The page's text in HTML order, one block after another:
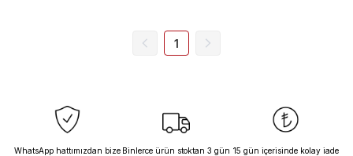
1
WhatsApp hattımızdan bize Binlerce ürün stoktan 3 gün 15 gün içerisinde kolay iade